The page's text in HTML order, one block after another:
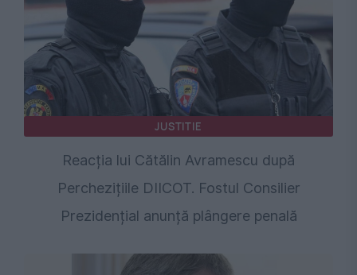
JUSTITIE
Reacția lui Cătălin Avramescu după
Perchezițiile DIICOT. Fostul Consilier
Prezidențial anunță plângere penală